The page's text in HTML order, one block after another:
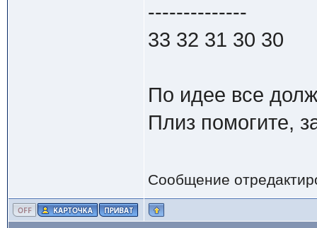
--------------
33 32 31 30 30
По идее все
Плиз помогите,
Сообщение